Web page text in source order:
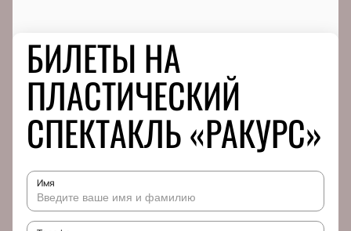
БИЛЕТЫ НА
ПЛАСТИЧЕСКИЙ
СПЕКТАКЛЬ «РАКУРС»
Имя